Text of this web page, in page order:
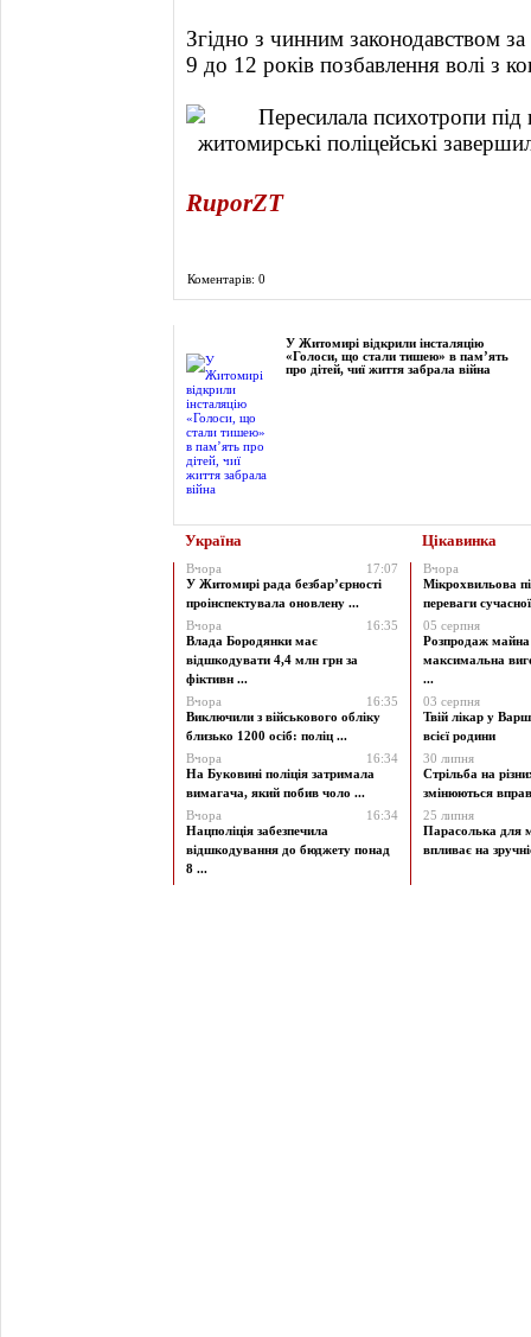
Згідно з чинним законодавством
9 до 12 років позбавлення волі з
RuporZT
Коментарів: 0
У Житомирі відкрили інсталяцію
«Голоси, що стали тишею» в пам’ять
про дітей, чиї життя забрала війна
Україна Цікавинка
Вчора
17:07
У Житомирі рада безбар’єрності
проінспектувала оновлену ...
Вчора
16:35
Влада Бородянки має
відшкодувати 4,4 млн грн за
фіктивн ...
Вчора
16:35
Виключили з військового обліку
близько 1200 осіб: поліц ...
Вчора
16:34
На Буковині поліція затримала
вимагача, який побив чоло ...
Вчора
16:34
Нацполіція забезпечила
відшкодування до бюджету понад
8 ...
Вчора
Мікрохвильова
переваги
05 серпня
Розпродаж майна
максимальна
...
03 серпня
Твій лікар у
всієї родини
30 липня
Стрільба на
змінюються
25 липня
Парасолька для
впливає на